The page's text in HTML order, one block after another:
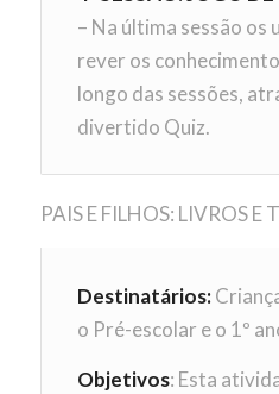
– Na última sessão os
rever os
longo das sessões,
divertido Quiz.
PAIS E FILHOS: LIVROS E
Destinatários:
o Pré-escolar e o 1º
Objetivos: Esta